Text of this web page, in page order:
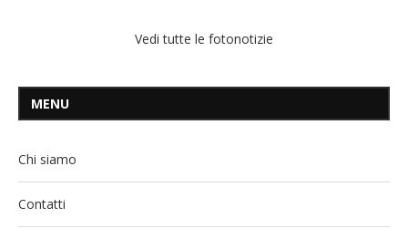
Vedi tutte le fotonotizie
MENU
Chi siamo
Contatti